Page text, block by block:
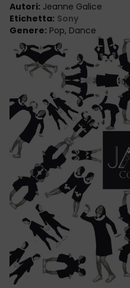
Autori: Jeanne Galice
Etichetta: Sony
Genere: Pop, Dance